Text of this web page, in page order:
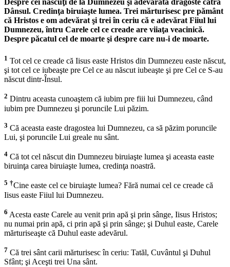
Dânsul. Credinţa biruiaşte lumea. Trei mărturisesc pre pământ
că Hristos e om adevărat şi trei în ceriu că e adevărat Fiiul lui
Dumnezeu, întru Carele cel ce creade are viiaţa veacinică.
Despre păcatul cel de moarte şi despre care nu-i de moarte.
1 Tot cel ce creade că Iisus easte Hristos din Dumnezeu easte născut,
şi tot cel ce iubeaşte pre Cel ce au născut iubeaşte şi pre Cel ce S-au
născut dintr-Însul.
2 Dintru aceasta cunoaştem că iubim pre fiii lui Dumnezeu, când
iubim pre Dumnezeu şi poruncile Lui păzim.
3 Că aceasta easte dragostea lui Dumnezeu, ca să păzim poruncile
Lui, şi poruncile Lui greale nu sânt.
4 Că tot cel născut din Dumnezeu biruiaşte lumea şi aceasta easte
biruinţa carea biruiaşte lumea, credinţa noastră.
5 †Cine easte cel ce biruiaşte lumea? Fără numai cel ce creade că
Iisus easte Fiiul lui Dumnezeu.
6 Acesta easte Carele au venit prin apă şi prin sânge, Iisus Hristos;
nu numai prin apă, ci prin apă şi prin sânge; şi Duhul easte, Carele
mărturiseaşte că Duhul easte adevărul.
7 Că trei sânt carii mărturisesc în ceriu: Tatăl, Cuvântul şi Duhul
Sfânt; şi Aceşti trei Una sânt.